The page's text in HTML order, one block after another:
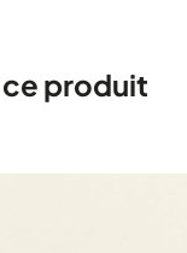
ce produit